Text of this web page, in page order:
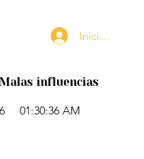
Malas influencias
Iniciar sesión
01:30:36 AM